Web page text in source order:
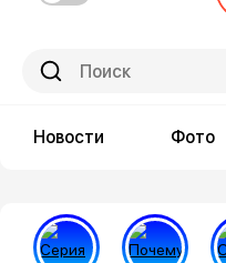
Новости Фото